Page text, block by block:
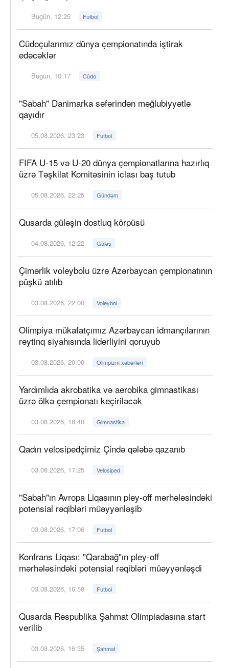
Bugün, 12:25 Futbol
Cüdoçularımız dünya çempionatında iştirak
edəcəklər
Bugün, 10:17 Cüdo
"Sabah" Danimarka səfərindən məğlubiyyətlə
qayıdır
05.08.2026, 23:23 Futbol
FIFA U-15 və U-20 dünya çempionatlarına hazırlıq
üzrə Təşkilat Komitəsinin iclası baş tutub
05.08.2026, 22:25 Gündəm
Qusarda güləşin dostluq körpüsü
04.08.2026, 12:22 Güləş
Çimərlik voleybolu üzrə Azərbaycan çempionatının
püşkü atılıb
03.08.2026, 22:00 Voleybol
Olimpiya mükafatçımız Azərbaycan idmançılarının
reytinq siyahısında liderliyini qoruyub
03.08.2026, 20:00 Olimpizm xəbərləri
Yardımlıda akrobatika və aerobika gimnastikası
üzrə ölkə çempionatı keçiriləcək
03.08.2026, 18:40 Gimnastika
Qadın velosipedçimiz Çində qələbə qazanıb
03.08.2026, 17:25 Velosiped
"Sabah"ın Avropa Liqasının pley-off mərhələsindəki
potensial rəqibləri müəyyənləşib
03.08.2026, 17:06 Futbol
Konfrans Liqası: "Qarabağ"ın pley-off
mərhələsindəki potensial rəqibləri müəyyənləşdi
03.08.2026, 16:58 Futbol
Qusarda Respublika Şahmat Olimpiadasına start
verilib
03.08.2026, 16:35 Şahmat